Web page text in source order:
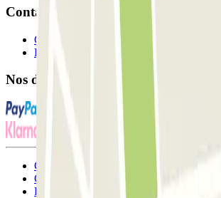
Contact
Contactez-nous
FAQ
Nos différents modes de paiement:
Conditions générales d'utilisation et contrat
Conditions d'annulation
Politique relative aux cookies